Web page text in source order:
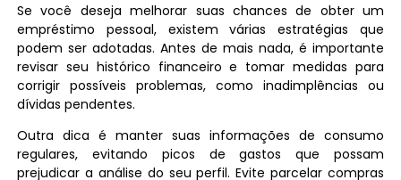
Se você deseja melhorar suas chances de obter um
empréstimo pessoal, existem várias estratégias que
podem ser adotadas. Antes de mais nada, é importante
revisar seu histórico financeiro e tomar medidas para
corrigir possíveis problemas, como inadimplências ou
dívidas pendentes.
Outra dica é manter suas informações de consumo
regulares, evitando picos de gastos que possam
prejudicar a análise do seu perfil. Evite parcelar compras